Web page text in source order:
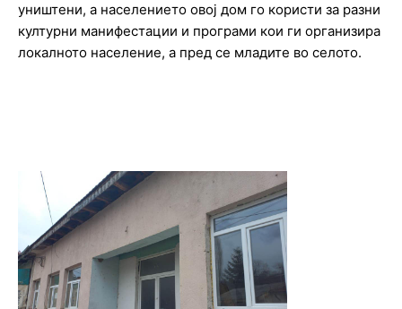
уништени, а населението овој дом го користи за разни
културни манифестации и програми кои ги организира
локалното население, а пред се младите во селото.